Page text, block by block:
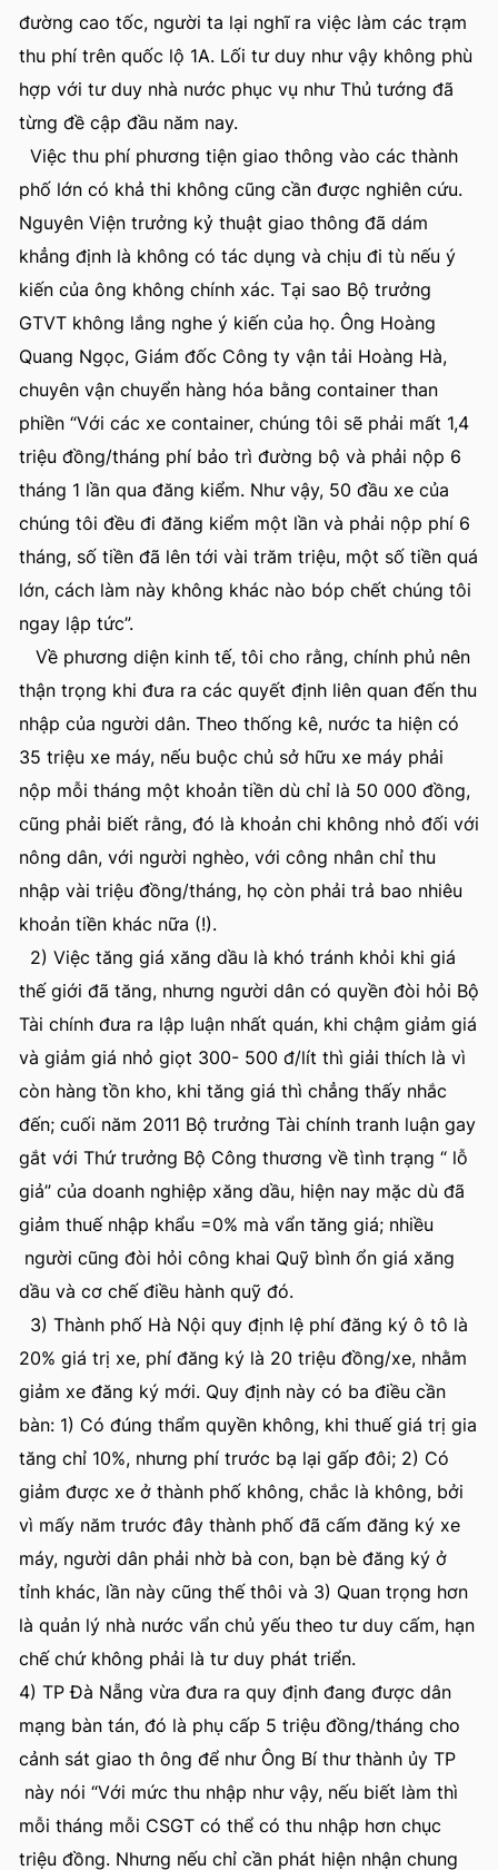
đường cao tốc, người ta lại nghĩ ra việc làm các trạm
thu phí trên quốc lộ 1A. Lối tư duy như vậy không phù
hợp với tư duy nhà nước phục vụ như Thủ tướng đã
từng đề cập đầu năm nay.
Việc thu phí phương tiện giao thông vào các thành
phố lớn có khả thi không cũng cần được nghiên cứu.
Nguyên Viện trưởng kỷ thuật giao thông đã dám
khẳng định là không có tác dụng và chịu đi tù nếu ý
kiến của ông không chính xác. Tại sao Bộ trưởng
GTVT không lắng nghe ý kiến của họ. Ông Hoàng
Quang Ngọc, Giám đốc Công ty vận tải Hoàng Hà,
chuyên vận chuyển hàng hóa bằng container than
phiền “Với các xe container, chúng tôi sẽ phải mất 1,4
triệu đồng/tháng phí bảo trì đường bộ và phải nộp 6
tháng 1 lần qua đăng kiểm. Như vậy, 50 đầu xe của
chúng tôi đều đi đăng kiểm một lần và phải nộp phí 6
tháng, số tiền đã lên tới vài trăm triệu, một số tiền quá
lớn, cách làm này không khác nào bóp chết chúng tôi
ngay lập tức”.
Về phương diện kinh tế, tôi cho rằng, chính phủ nên
thận trọng khi đưa ra các quyết định liên quan đến thu
nhập của người dân. Theo thống kê, nước ta hiện có
35 triệu xe máy, nếu buộc chủ sở hữu xe máy phải
nộp mỗi tháng một khoản tiền dù chỉ là 50 000 đồng,
cũng phải biết rằng, đó là khoản chi không nhỏ đối với
nông dân, với người nghèo, với công nhân chỉ thu
nhập vài triệu đồng/tháng, họ còn phải trả bao nhiêu
khoản tiền khác nữa (!).
2) Việc tăng giá xăng dầu là khó tránh khỏi khi giá
thế giới đã tăng, nhưng người dân có quyền đòi hỏi Bộ
Tài chính đưa ra lập luận nhất quán, khi chậm giảm giá
và giảm giá nhỏ giọt 300- 500 đ/lít thì giải thích là vì
còn hàng tồn kho, khi tăng giá thì chẳng thấy nhắc
đến; cuối năm 2011 Bộ trưởng Tài chính tranh luận gay
gắt với Thứ trưởng Bộ Công thương về tình trạng “ lỗ
giả” của doanh nghiệp xăng dầu, hiện nay mặc dù đã
giảm thuế nhập khẩu =0% mà vẩn tăng giá; nhiều
người cũng đòi hỏi công khai Quỹ bình ổn giá xăng
dầu và cơ chế điều hành quỹ đó.
3) Thành phố Hà Nội quy định lệ phí đăng ký ô tô là
20% giá trị xe, phí đăng ký là 20 triệu đồng/xe, nhằm
giảm xe đăng ký mới. Quy định này có ba điều cần
bàn: 1) Có đúng thẩm quyền không, khi thuế giá trị gia
tăng chỉ 10%, nhưng phí trước bạ lại gấp đôi; 2) Có
giảm được xe ở thành phố không, chắc là không, bởi
vì mấy năm trước đây thành phố đã cấm đăng ký xe
máy, người dân phải nhờ bà con, bạn bè đăng ký ở
tỉnh khác, lần này cũng thế thôi và 3) Quan trọng hơn
là quản lý nhà nước vẩn chủ yếu theo tư duy cấm, hạn
chế chứ không phải là tư duy phát triển.
4) TP Đà Nẵng vừa đưa ra quy định đang được dân
mạng bàn tán, đó là phụ cấp 5 triệu đồng/tháng cho
cảnh sát giao th ông để như Ông Bí thư thành ủy TP
này nói “Với mức thu nhập như vậy, nếu biết làm thì
mỗi tháng mỗi CSGT có thể có thu nhập hơn chục
triệu đồng. Nhưng nếu chỉ cần phát hiện nhận chung